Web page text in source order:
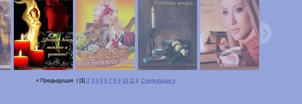
« Предыдущая| [1] 2 3 4 5 6 7 8 9 10 11 | Следующая »